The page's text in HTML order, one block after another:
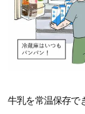
牛乳を常温保存で